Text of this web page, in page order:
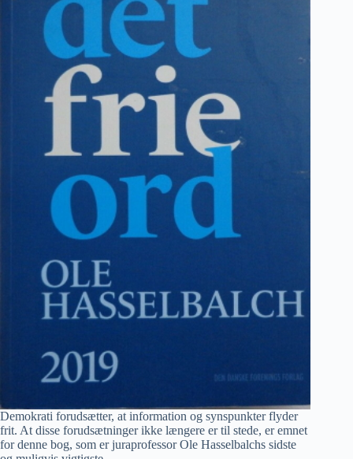
Demokrati forudsætter, at information og synspunkter flyder
frit. At disse forudsætninger ikke længere er til stede, er emnet
for denne bog, som er juraprofessor Ole Hasselbalchs sidste